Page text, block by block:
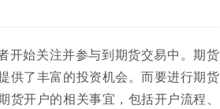
开始关注并参与到期货交易中。期货
供了丰富的投资机会。而要进行期货
开户的相关事宜，包括开户流程、